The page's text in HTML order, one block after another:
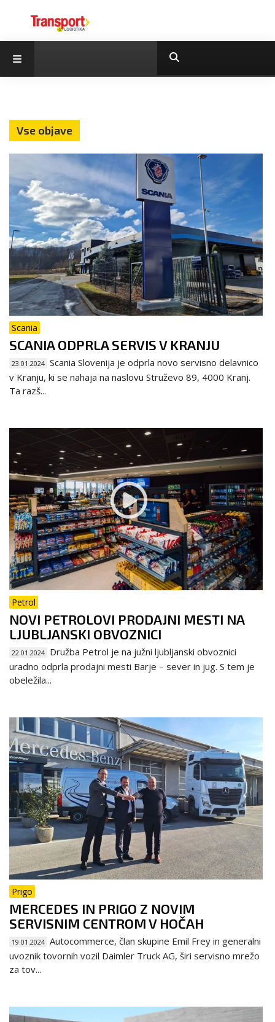
Vse objave
Scania
SCANIA ODPRLA SERVIS V KRANJU
23.01.2024 Scania Slovenija je odprla novo servisno delavnico
v Kranju, ki se nahaja na naslovu Struževo 89, 4000 Kranj.
Ta razš...
Petrol
NOVI PETROLOVI PRODAJNI MESTI NA
LJUBLJANSKI OBVOZNICI
22.01.2024 Družba Petrol je na južni ljubljanski obvoznici
uradno odprla prodajni mesti Barje – sever in jug. S tem je
obeležila...
Prigo
MERCEDES IN PRIGO Z NOVIM
SERVISNIM CENTROM V HOČAH
19.01.2024 Autocommerce, član skupine Emil Frey in generalni
uvoznik tovornih vozil Daimler Truck AG, širi servisno mrežo
za tov...